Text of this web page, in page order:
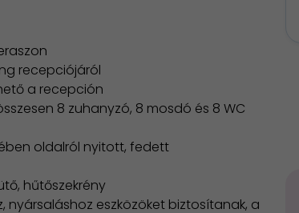
recepciójáról
a recepción
8 zuhanyzó, 8 mosdó és 8 WC
oldalról nyitott, fedett
hűtőszekrény
eszközöket biztosítanak, a